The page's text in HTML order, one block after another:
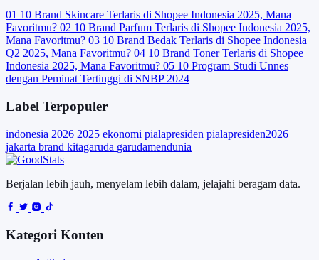
01 10 Brand Skincare Terlaris di Shopee Indonesia 2025, Mana
Favoritmu? 02 10 Brand Parfum Terlaris di Shopee Indonesia 2025,
Mana Favoritmu? 03 10 Brand Bedak Terlaris di Shopee Indonesia
Q2 2025, Mana Favoritmu? 04 10 Brand Toner Terlaris di Shopee
Indonesia 2025, Mana Favoritmu? 05 10 Program Studi Unnes
dengan Peminat Tertinggi di SNBP 2024
Label Terpopuler
indonesia 2026 2025 ekonomi pialapresiden pialapresiden2026
jakarta brand kitagaruda garudamendunia
Berjalan lebih jauh, menyelam lebih dalam, jelajahi beragam data.
Kategori Konten